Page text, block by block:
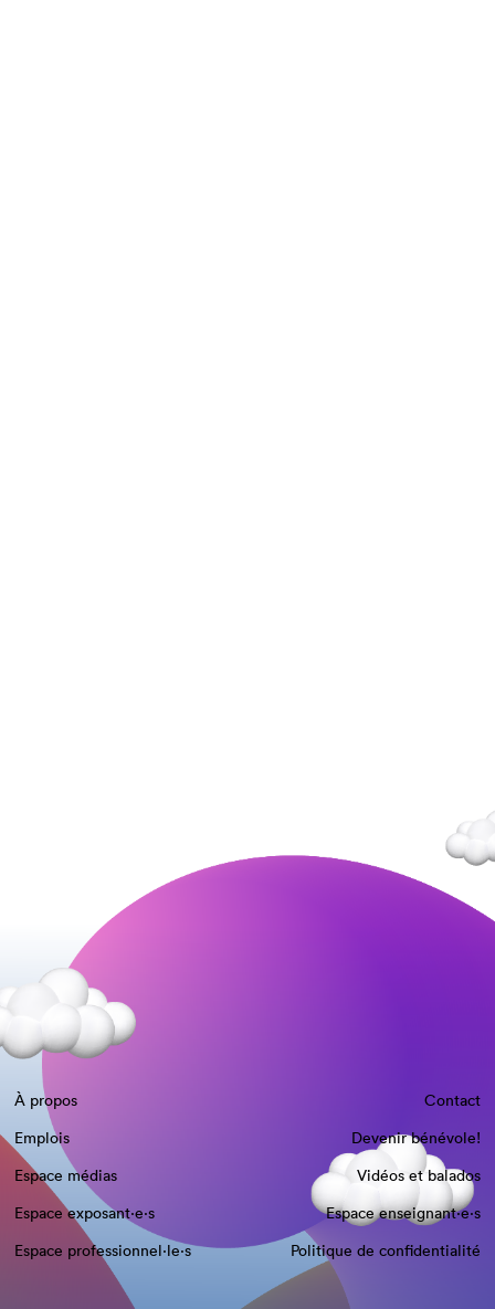
À propos
Contact
Emplois
Devenir bénévole!
Espace médias
Vidéos et balados
Espace exposant·e⋅s
Espace enseignant·e⋅s
Espace professionnel·le⋅s
Politique de confidentialité